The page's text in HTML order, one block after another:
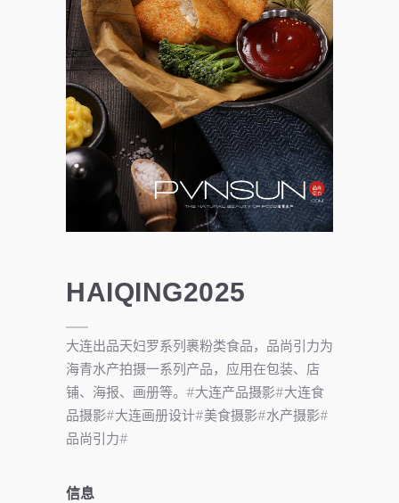
HAIQING2025
大连出品天妇罗系列裹粉类食品，品尚引力为
海青水产拍摄一系列产品，应用在包装、店
铺、海报、画册等。#大连产品摄影#大连食
品摄影#大连画册设计#美食摄影#水产摄影#
品尚引力#
信息